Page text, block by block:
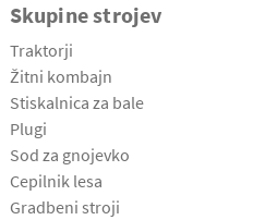
Skupine strojev
Traktorji
Žitni kombajn
Stiskalnica za bale
Plugi
Sod za gnojevko
Cepilnik lesa
Gradbeni stroji